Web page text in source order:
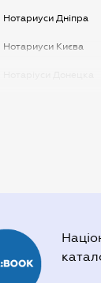
Нотариуси Дніпра
Нотариуси Києва